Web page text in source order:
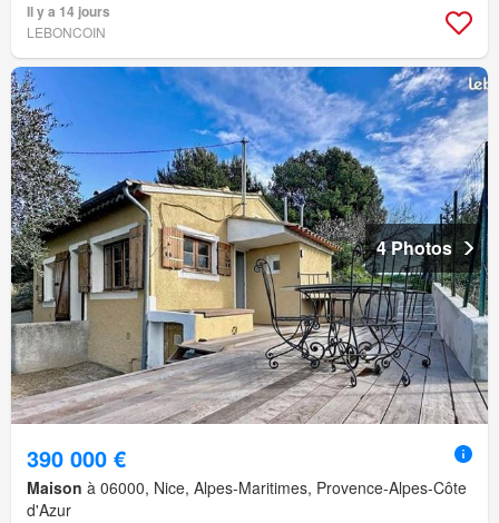
Il y a 14 jours
LEBONCOIN
4 Photos
390 000 €
Maison à 06000, Nice, Alpes-Maritimes, Provence-Alpes-Côte
d'Azur